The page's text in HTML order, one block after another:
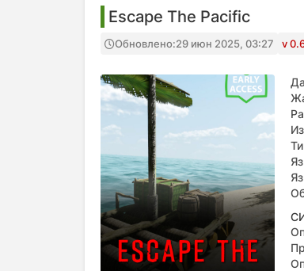
Escape The Pacific
Обновлено:29 июн 2025, 03:27 v